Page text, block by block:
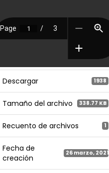
Descargar 1938
Tamaño del archivo 338.77 KB
Recuento de archivos 1
Fecha de
creación
26 marzo, 2021